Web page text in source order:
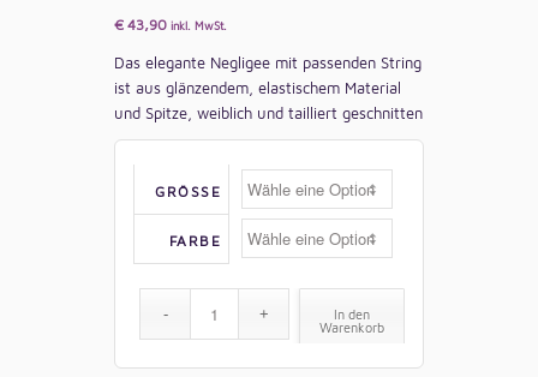
€ 43,90 inkl. MwSt.
Das elegante Negligee mit passenden String
ist aus glänzendem, elastischem Material
und Spitze, weiblich und tailliert geschnitten
GRÖSSE
FARBE
In den
Warenkorb